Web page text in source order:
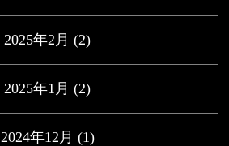
2025年2月 (2)
2025年1月 (2)
2024年12月 (1)